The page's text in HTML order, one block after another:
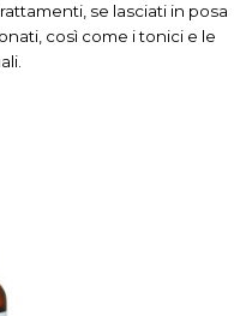
se lasciati in posa
così come i tonici e le